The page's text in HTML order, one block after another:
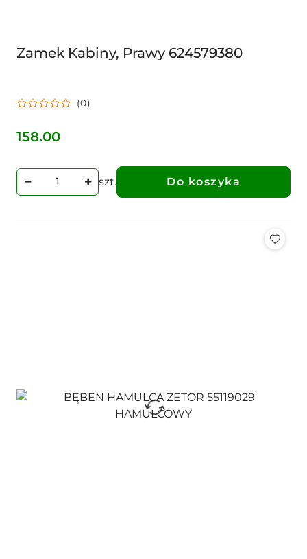
Zamek Kabiny, Prawy 624579380
(0)
Cena:
158.00
szt. Do koszyka